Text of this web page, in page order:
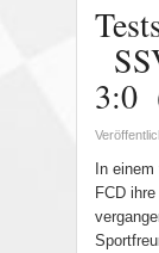
3:0
In
FCD